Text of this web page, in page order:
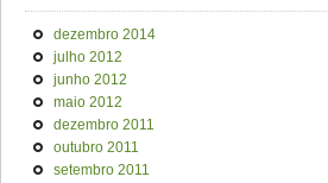
dezembro 2014
julho 2012
junho 2012
maio 2012
dezembro 2011
outubro 2011
setembro 2011